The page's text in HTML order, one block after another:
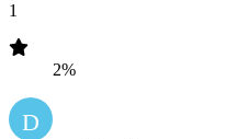
1
2%
D